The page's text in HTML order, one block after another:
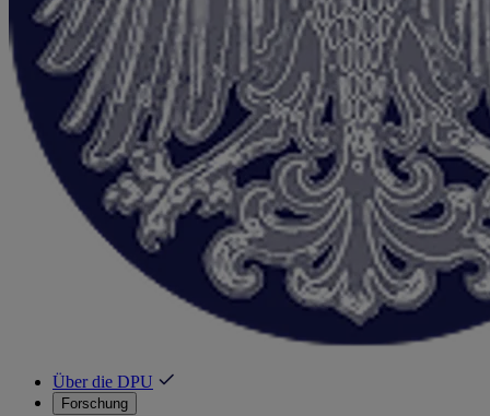
Über die DPU
Forschung